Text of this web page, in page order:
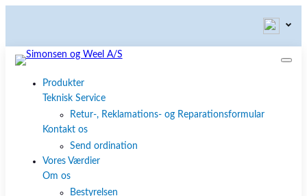
Produkter
Teknisk Service
Retur-, Reklamations- og Reparationsformular
Kontakt os
Send ordination
Vores Værdier
Om os
Bestyrelsen